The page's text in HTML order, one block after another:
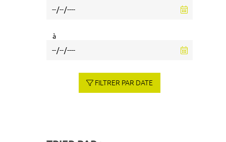
à
FILTRER PAR DATE